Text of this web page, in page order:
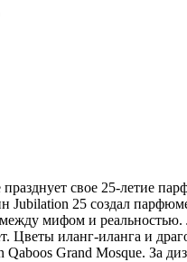
свое 25-летие
25 создал
мифом и
Цветы иланг-иланга и
Qaboos Grand Mosque. За